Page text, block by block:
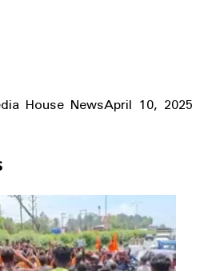
House NewsApril 10, 2025